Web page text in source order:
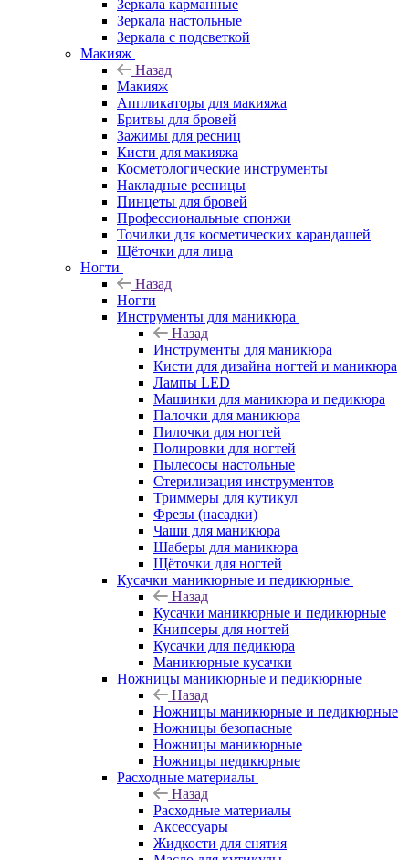
Зеркала карманные
Зеркала настольные
Зеркала с подсветкой
Макияж
Назад
Макияж
Аппликаторы для макияжа
Бритвы для бровей
Зажимы для ресниц
Кисти для макияжа
Косметологические инструменты
Накладные ресницы
Пинцеты для бровей
Профессиональные спонжи
Точилки для косметических карандашей
Щёточки для лица
Ногти
Назад
Ногти
Инструменты для маникюра
Назад
Инструменты для маникюра
Кисти для дизайна ногтей и маникюра
Лампы LED
Машинки для маникюра и педикюра
Палочки для маникюра
Пилочки для ногтей
Полировки для ногтей
Пылесосы настольные
Стерилизация инструментов
Триммеры для кутикул
Фрезы (насадки)
Чаши для маникюра
Шаберы для маникюра
Щёточки для ногтей
Кусачки маникюрные и педикюрные
Назад
Кусачки маникюрные и педикюрные
Книпсеры для ногтей
Кусачки для педикюра
Маникюрные кусачки
Ножницы маникюрные и педикюрные
Назад
Ножницы маникюрные и педикюрные
Ножницы безопасные
Ножницы маникюрные
Ножницы педикюрные
Расходные материалы
Назад
Расходные материалы
Аксессуары
Жидкости для снятия